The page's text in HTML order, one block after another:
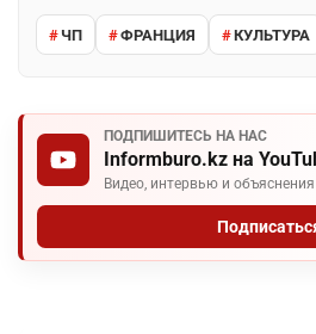
ЧП ФРАНЦИЯ КУЛЬТУРА
ПОДПИШИТЕСЬ НА НАС
Informburo.kz на
Видео, интервью и